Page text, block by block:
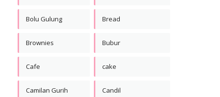
Bolu Gulung Bread
Brownies Bubur
Cafe cake
Camilan Gurih Candil